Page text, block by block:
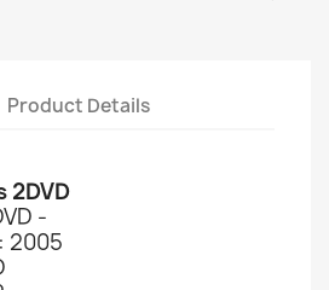
Product Details
2DVD
-
2005